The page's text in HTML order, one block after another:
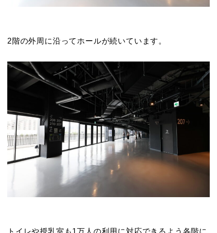
2階の外周に沿ってホールが続いています。
トイレや授乳室も1万人の利用に対応できるよう各階に